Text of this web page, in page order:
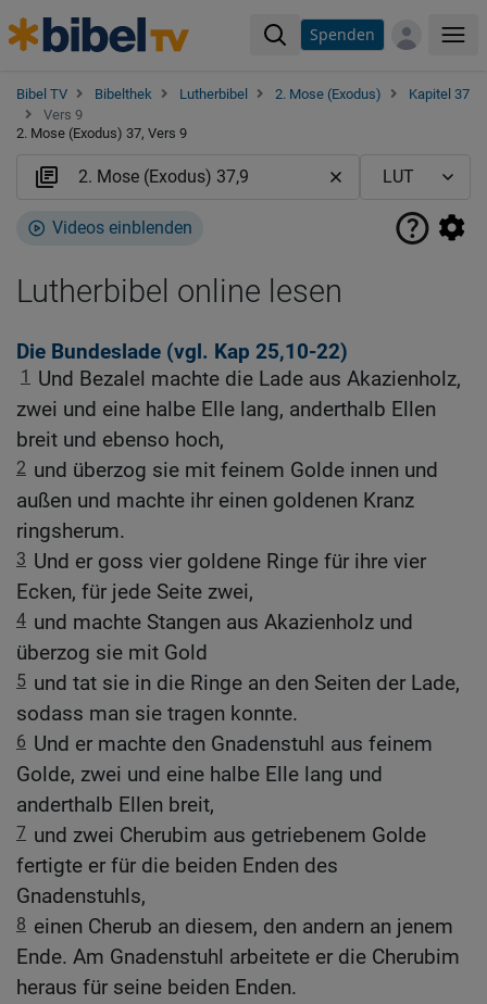
Spenden
Bibel TV Bibelthek Lutherbibel 2. Mose (Exodus)
Kapitel 37
Vers 9
2. Mose (Exodus) 37, Vers 9
Videos einblenden
Lutherbibel online lesen
Die Bundeslade (vgl. Kap 25,10-22)
1
Und Bezalel machte die Lade aus Akazienholz,
zwei und eine halbe Elle lang, anderthalb Ellen
breit und ebenso hoch,
2 und überzog sie mit feinem Golde innen und
außen und machte ihr einen goldenen Kranz
ringsherum.
3 Und er goss vier goldene Ringe für ihre vier
Ecken, für jede Seite zwei,
4 und machte Stangen aus Akazienholz und
überzog sie mit Gold
5 und tat sie in die Ringe an den Seiten der Lade,
sodass man sie tragen konnte.
6 Und er machte den Gnadenstuhl aus feinem
Golde, zwei und eine halbe Elle lang und
anderthalb Ellen breit,
7 und zwei Cherubim aus getriebenem Golde
fertigte er für die beiden Enden des
Gnadenstuhls,
8 einen Cherub an diesem, den andern an jenem
Ende. Am Gnadenstuhl arbeitete er die Cherubim
heraus für seine beiden Enden.